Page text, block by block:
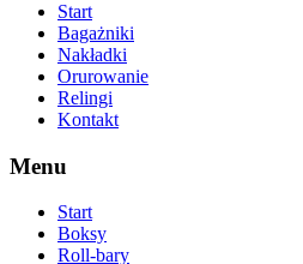
Start
Bagażniki
Nakładki
Orurowanie
Relingi
Kontakt
Menu
Start
Boksy
Roll-bary